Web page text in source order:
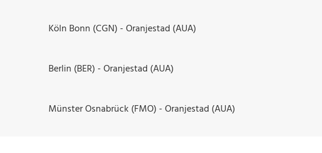
Köln Bonn (CGN) - Oranjestad (AUA)
Berlin (BER) - Oranjestad (AUA)
Münster Osnabrück (FMO) - Oranjestad (AUA)